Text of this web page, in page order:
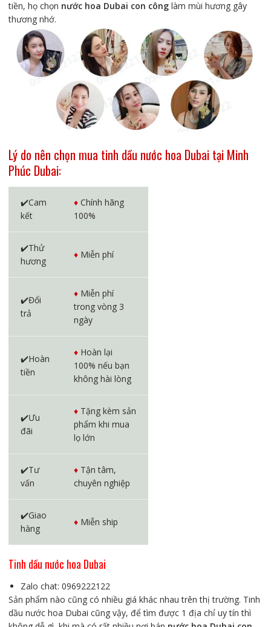
tiền, họ chọn nước hoa Dubai con cônglàm mùi hương gây
thương nhớ.
Lý do nên chọn mua tinh dầu nước hoa Dubai tại Minh
Phúc Dubai:
✔️Cam
kết
♦️ Chính hãng
100%
✔️Thử
hương
♦️ Miễn phí
✔️Đổi
trả
♦️ Miễn phí
trong vòng 3
ngày
✔️Hoàn
tiền
♦️ Hoàn lại
100% nếu bạn
không hài lòng
✔️Ưu
đãi
♦️ Tặng kèm sản
phẩm khi mua
lọ lớn
✔️Tư
vấn
♦️ Tận tâm,
chuyên nghiệp
✔️Giao
hàng
♦️ Miễn ship
Tinh dầu nước hoa Dubai
Zalo chat: 0969222122
Sản phẩm nào cũng có nhiều giá khác nhau trên thị trường. Tinh
dầu nước hoa Dubai cũng vậy, để tìm được 1 địa chỉ uy tín thì